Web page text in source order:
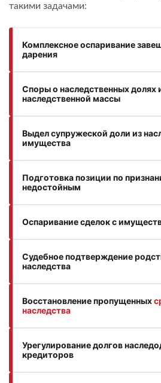
такими задачами:
Комплексное оспаривание
дарения
Споры о наследственных долях
наследственной массы
Выдел супружеской доли из
имущества
Подготовка позиции по
недостойным
Оспаривание сделок с
Судебное подтверждение
наследства
Восстановление пропущенных
наследства
Урегулирование долгов
кредиторов